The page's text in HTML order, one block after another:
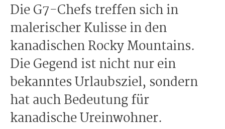
Die G7-Chefs treffen sich in
malerischer Kulisse in den
kanadischen Rocky Mountains.
Die Gegend ist nicht nur ein
bekanntes Urlaubsziel, sondern
hat auch Bedeutung für
kanadische Ureinwohner.